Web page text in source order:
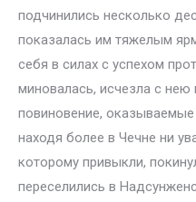
подчинились несколько
показалась им тяжелым
себя в силах с успехом
миновалась, исчезла с нею
повиновение,
находя более в Чечне ни
которому привыкли,
переселились в